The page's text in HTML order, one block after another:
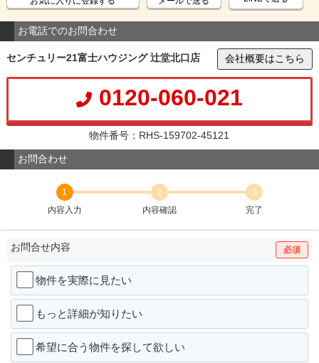
お電話でのお問合わせ
センチュリー21富士ハウジング 辻堂北口店 会社概要はこちら
0120-060-021
物件番号：RHS-159702-45121
お問合わせ
1
内容入力
2
内容確認
3
完了
お問合せ内容 必須
物件を実際に見たい
もっと詳細が知りたい
希望に合う物件を探して欲しい